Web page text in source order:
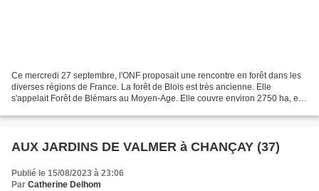
Ce mercredi 27 septembre, l'ONF proposait une rencontre en forêt dans les
diverses régions de France. La forêt de Blois est très ancienne. Elle
s'appelait Forêt de Blémars au Moyen-Age. Elle couvre environ 2750 ha, et a
AUX JARDINS DE VALMER à CHANÇAY (37)
Publié le 15/08/2023 à 23:06
Par Catherine Delhom